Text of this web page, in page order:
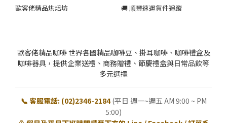
歐客佬精品烘焙坊
🚚 順豐速運貨件追蹤
歐客佬精品咖啡 世界各國精品咖啡豆、掛耳咖啡、咖啡禮盒及
咖啡器具，提供企業送禮、商務贈禮、節慶禮盒與日常品飲等
多元選擇
📞 客服電話: (02)2346-2184 (平日 週一~週五 AM 9:00 ~ PM
5:00)